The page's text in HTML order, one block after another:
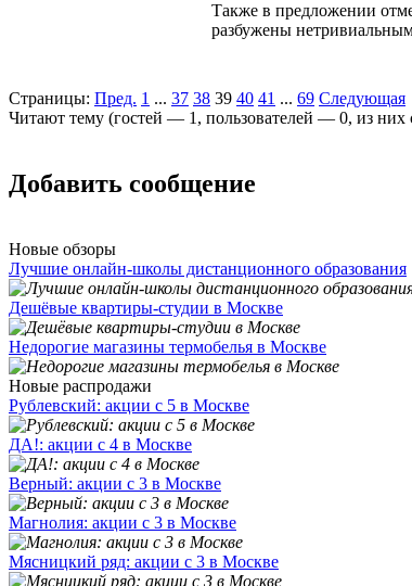
Также в предложении
разбужены
Страницы: Пред. 1 ... 37 38 39 40 41 ... 69 Следующая
Читают тему (гостей — 1 , пользователей — 0, из
Добавить сообщение
Новые обзоры
Лучшие онлайн-школы дистанционного образования
Дешёвые квартиры-студии в Москве
Недорогие магазины термобелья в Москве
Новые распродажи
Рублевский: акции с 5 в Москве
ДА!: акции с 4 в Москве
Верный: акции с 3 в Москве
Магнолия: акции с 3 в Москве
Мясницкий ряд: акции с 3 в Москве